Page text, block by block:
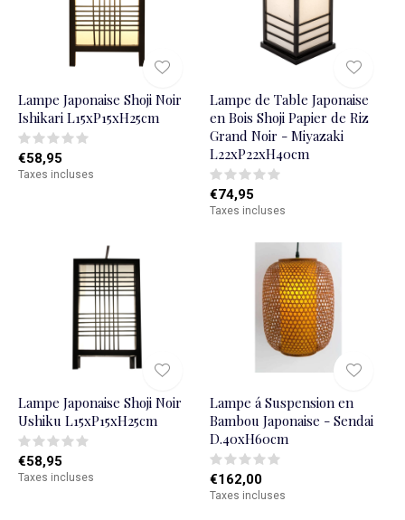
Lampe Japonaise Shoji Noir
Ishikari L15xP15xH25cm
€58,95
Taxes incluses
Lampe de Table Japonaise
en Bois Shoji Papier de Riz
Grand Noir - Miyazaki
L22xP22xH40cm
€74,95
Taxes incluses
Lampe Japonaise Shoji Noir
Ushiku L15xP15xH25cm
€58,95
Taxes incluses
Lampe á Suspension en
Bambou Japonaise - Sendai
D.40xH60cm
€162,00
Taxes incluses